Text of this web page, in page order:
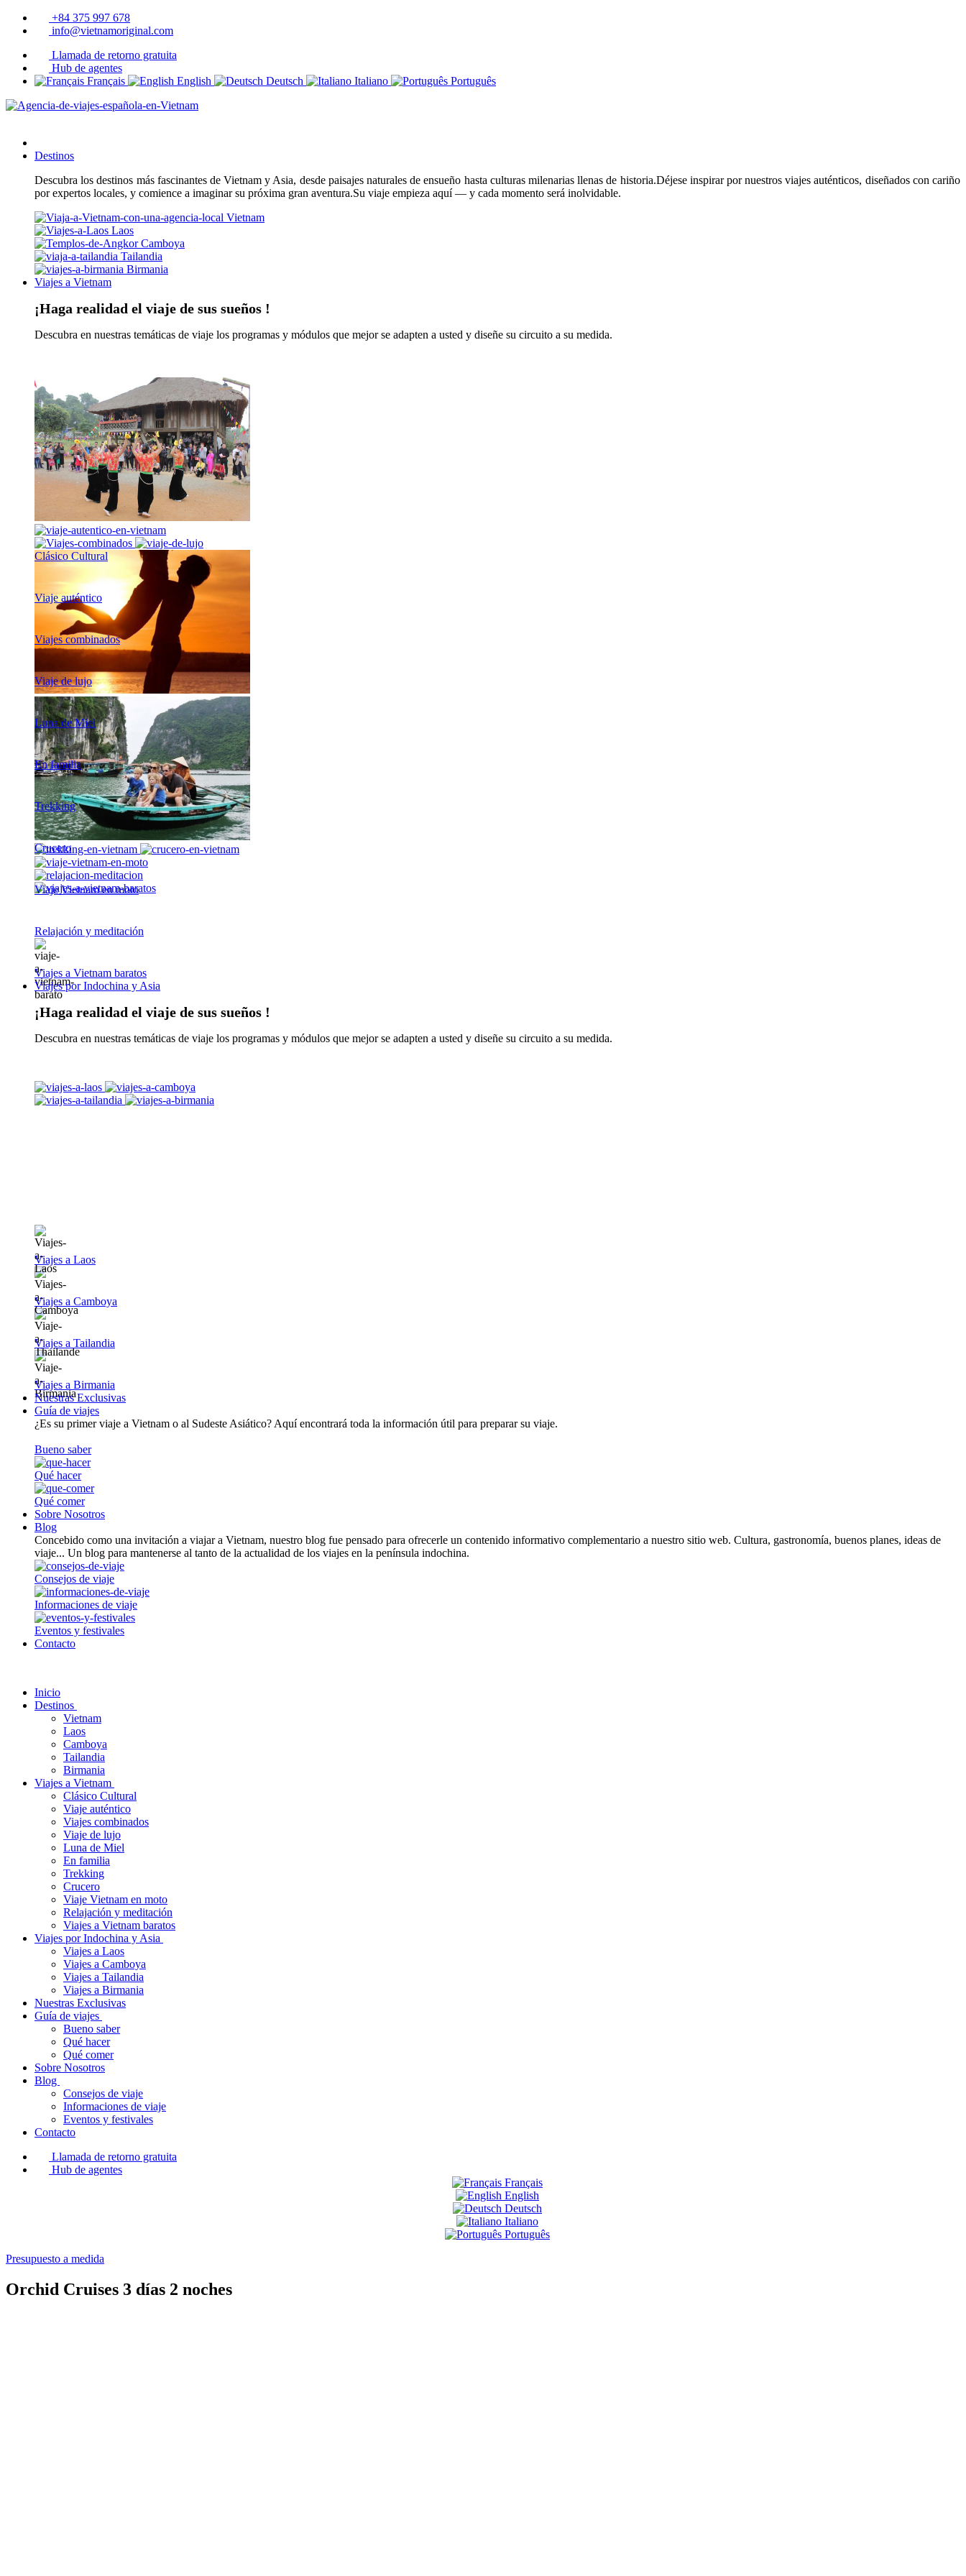
+84 375 997 678
info@vietnamoriginal.com
Llamada de retorno gratuita
Hub de agentes
Français
English Deutsch Italiano Português
Destinos
Descubra los destinos más fascinantes de Vietnam y Asia, desde paisajes naturales de ensueño hasta culturas milenarias llenas de historia.Déjese inspirar por nuestros viajes auténticos, diseñados con cariño
por expertos locales, y comience a imaginar su próxima gran aventura.Su viaje empieza aquí — y cada momento será inolvidable.
Vietnam
Laos
Camboya
Tailandia
Birmania
Viajes a Vietnam
¡Haga realidad el viaje de sus sueños !
Descubra en nuestras temáticas de viaje los programas y módulos que mejor se adapten a usted y diseñe su circuito a su medida.
Clásico Cultural
Viaje auténtico
Viajes combinados
Viaje de lujo
Luna de Miel
En familia
Trekking
Crucero
Viaje Vietnam en moto
Relajación y meditación
Viajes a Vietnam baratos
Viajes por Indochina y Asia
¡Haga realidad el viaje de sus sueños !
Descubra en nuestras temáticas de viaje los programas y módulos que mejor se adapten a usted y diseñe su circuito a su medida.
Viajes a Laos
Viajes a Camboya
Viajes a Tailandia
Viajes a Birmania
Nuestras Exclusivas
Guía de viajes
¿Es su primer viaje a Vietnam o al Sudeste Asiático? Aquí encontrará toda la información útil para preparar su viaje.
Bueno saber
Qué hacer
Qué comer
Sobre Nosotros
Blog
Concebido como una invitación a viajar a Vietnam, nuestro blog fue pensado para ofrecerle un contenido informativo complementario a nuestro sitio web. Cultura, gastronomía, buenos planes, ideas de
viaje... Un blog para mantenerse al tanto de la actualidad de los viajes en la península indochina.
Consejos de viaje
Informaciones de viaje
Eventos y festivales
Contacto
Inicio
Destinos
Vietnam
Laos
Camboya
Tailandia
Birmania
Viajes a Vietnam
Clásico Cultural
Viaje auténtico
Viajes combinados
Viaje de lujo
Luna de Miel
En familia
Trekking
Crucero
Viaje Vietnam en moto
Relajación y meditación
Viajes a Vietnam baratos
Viajes por Indochina y Asia
Viajes a Laos
Viajes a Camboya
Viajes a Tailandia
Viajes a Birmania
Nuestras Exclusivas
Guía de viajes
Bueno saber
Qué hacer
Qué comer
Sobre Nosotros
Blog
Consejos de viaje
Informaciones de viaje
Eventos y festivales
Contacto
Llamada de retorno gratuita
Hub de agentes
Français
English
Deutsch
Italiano
Português
Presupuesto a medida
Orchid Cruises 3 días 2 noches